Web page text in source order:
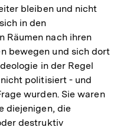
bleiben und nicht
in den
Räumen nach ihren
bewegen und sich dort
in der Regel
politisiert - und
wurden. Sie waren
diejenigen, die
destruktiv